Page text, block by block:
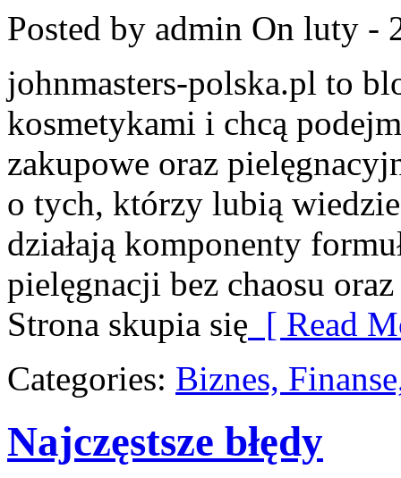
Posted by admin On luty -
johnmasters-polska.pl to
kosmetykami i chcą
zakupowe oraz
o tych, którzy lubią
działają komponenty
pielęgnacji bez chaosu
Strona skupia się [ Read
Categories: Biznes,
Najczęstsze błędy